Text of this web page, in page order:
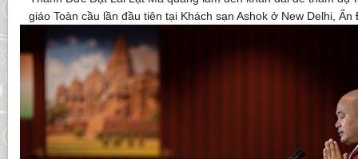
giáo Toàn cầu lần đầu tiên tại Khách sạn Ashok ở New Delhi,